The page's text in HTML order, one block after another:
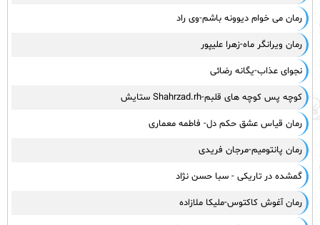
رمان می خوام دیوونه باشم-وی راد
رمان ویرانگر ماه-زهرا علیپور
نجوای عذاب-یگانه رضائی
کوچه پس کوچه های قلبم-Shahrzad.rh ستایش
رمان قیاس عشق حکم دل- فاطمه معماری
رمان پانتومیم-مرجان فریدی
گمشده در تاریکی - سبا حسن نژاد
رمان آغوش کاکتوس-ملیکا ملازاده